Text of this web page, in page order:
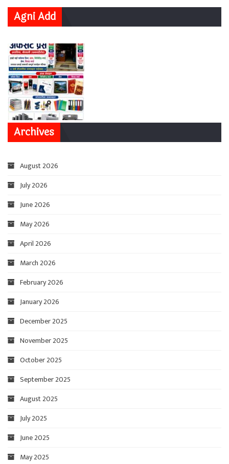
Agni Add
Archives
August 2026
July 2026
June 2026
May 2026
April 2026
March 2026
February 2026
January 2026
December 2025
November 2025
October 2025
September 2025
August 2025
July 2025
June 2025
May 2025